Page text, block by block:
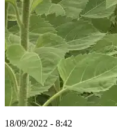
18/09/2022 - 8:42